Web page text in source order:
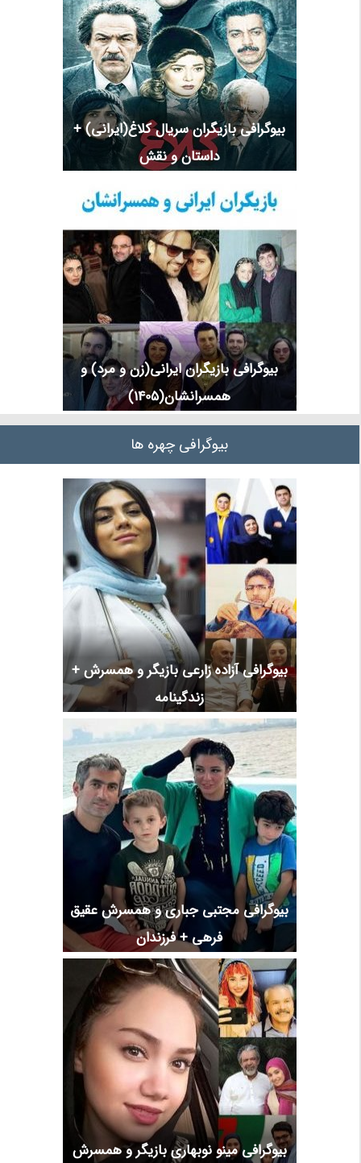
بیوگرافی بازیگران سریال کلاغ(ایرانی) +
داستان و نقش
بیوگرافی بازیگران ایرانی(زن و مرد) و
همسرانشان(1405)
بیوگرافی چهره ها
بیوگرافی آزاده زارعی بازیگر و همسرش +
زندگینامه
بیوگرافی مجتبی جباری و همسرش عقیق
فرهی + فرزندان
بیوگرافی مینو نوبهاری بازیگر و همسرش